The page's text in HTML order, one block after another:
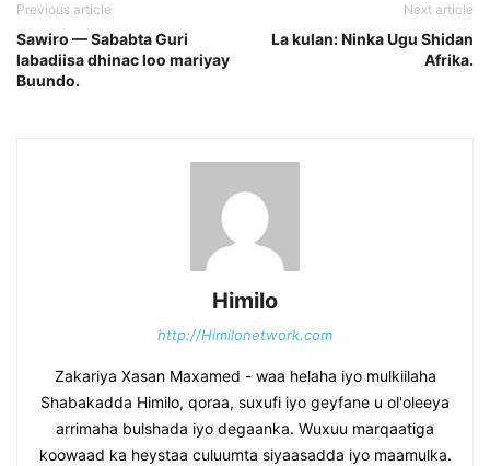
Previous article
Sawiro — Sababta Guri
labadiisa dhinac loo mariyay
Buundo.
Next article
La kulan: Ninka Ugu Shidan
Afrika.
Himilo
http://Himilonetwork.com
Zakariya Xasan Maxamed - waa helaha iyo mulkiilaha
Shabakadda Himilo, qoraa, suxufi iyo geyfane u ol'oleeya
arrimaha bulshada iyo degaanka. Wuxuu marqaatiga
koowaad ka heystaa culuumta siyaasadda iyo maamulka.